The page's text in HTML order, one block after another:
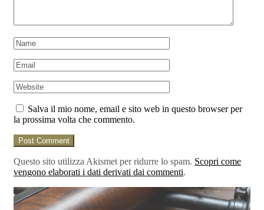
Salva il mio nome, email e sito web in questo browser per
la prossima volta che commento.
Post Comment
Questo sito utilizza Akismet per ridurre lo spam. Scopri come
vengono elaborati i dati derivati dai commenti.